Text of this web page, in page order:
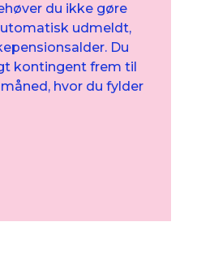
du ikke gøre
udmeldt,
Du
kontingent frem til
hvor du fylder